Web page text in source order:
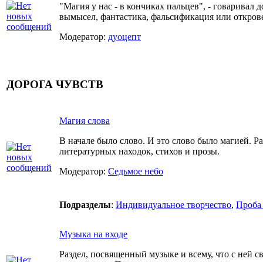
"Магия у нас - в кончиках пальцев", - говаривал
вымысел, фантастика, фальсификация или
Модератор: дуоцепт
ДОРОГА ЧУВСТВ
Магия слова
В начале было слово. И это слово было магией.
литературных находок, стихов и прозы.
Модератор: Седьмое небо
Подразделы: Индивидуальное творчество, Проба
Музыка на входе
Раздел, посвященный музыке и всему, что с ней